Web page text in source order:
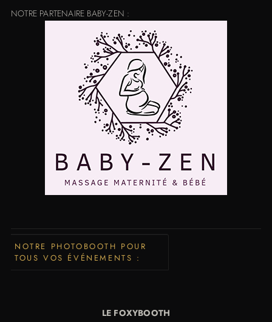
NOTRE PARTENAIRE BABY-ZEN :
NOTRE PHOTOBOOTH POUR
TOUS VOS ÉVÉNEMENTS :
LE FOXYBOOTH